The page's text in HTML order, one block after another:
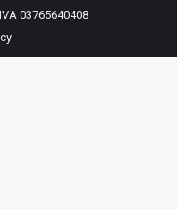
03765640408